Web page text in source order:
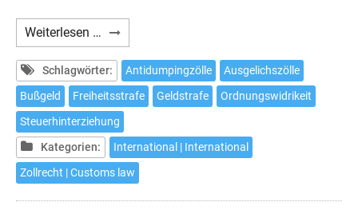
Weiterlesen … Antidumpingzölle
und
ihre
strafrechtlichen
Risiken
(3)
Schlagwörter: Antidumpingzölle
Ausgelichszölle
Bußgeld
Freiheitsstrafe Geldstrafe
Ordnungswidrikeit
Steuerhinterziehung
Kategorien:
International | International
Zollrecht | Customs law